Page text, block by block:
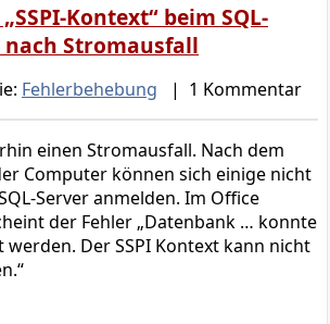
Kontext“ beim SQL-
nach Stromausfall
Fehlerbehebung | 1 Kommentar
einen Stromausfall. Nach dem
Computer können sich einige nicht
Server anmelden. Im Office
der Fehler „Datenbank … konnte
Der SSPI Kontext kann nicht